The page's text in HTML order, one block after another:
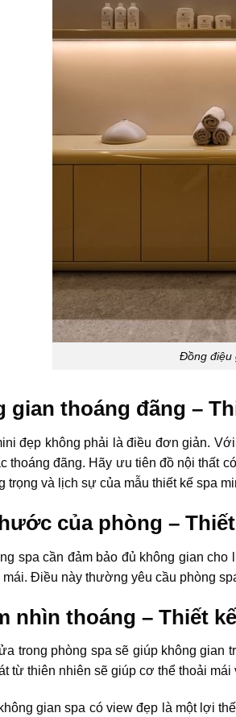
Đồng điệu
gian thoáng đãng –
đẹp không phải là điều đơn giản.
thoáng đãng. Hãy ưu tiên đồ nội thất
trọng và lịch sự của mẫu thiết kế spa
của phòng –
spa cần đảm bảo đủ không gian
Điều này thường yêu cầu phòng
nhìn thoáng – Thiết
trong phòng spa sẽ giúp không gian
từ thiên nhiên sẽ giúp cơ thể thoải mái
gian spa có view đẹp là một lợi